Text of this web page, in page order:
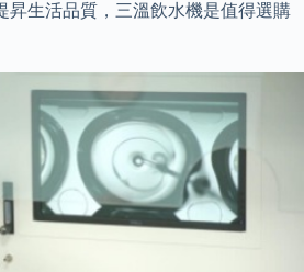
昇生活品質，三溫飲水機是值得選購